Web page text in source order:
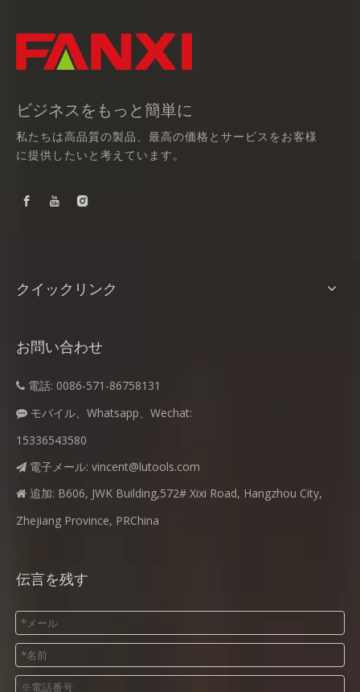
ビジネスをもっと簡単に
私たちは高品質の製品、最高の価格とサービスをお客様
に提供したいと考えています。
クイックリンク
お問い合わせ
 電話: 0086-571-86758131
 モバイル、Whatsapp、Wechat:
15336543580
 電子メール: vincent@lutools.com
 追加: B606, JWK Building,572# Xixi Road, Hangzhou City,
Zhejiang Province, PRChina
伝言を残す